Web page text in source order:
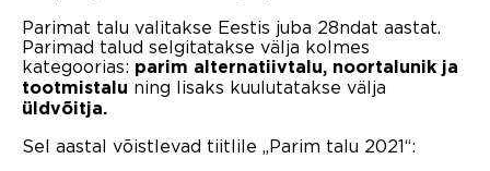
Parimat talu valitakse Eestis juba 28ndat aastat.
Parimad talud selgitatakse välja kolmes
kategoorias: parim alternatiivtalu, noortalunik ja
tootmistalu ning lisaks kuulutatakse välja
üldvõitja.
Sel aastal võistlevad tiitlile „Parim talu 2021“: